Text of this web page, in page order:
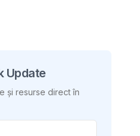
Update
și resurse direct în